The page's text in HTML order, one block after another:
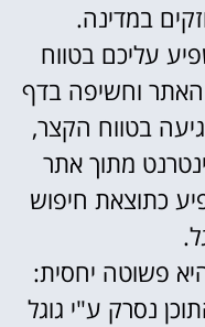
במדינה.
עליכם בטווח
וחשיפה בדף
בטווח הקצר,
מתוך אתר
כתוצאת חיפוש
פשוטה יחסית:
נסרק ע"י גוגל